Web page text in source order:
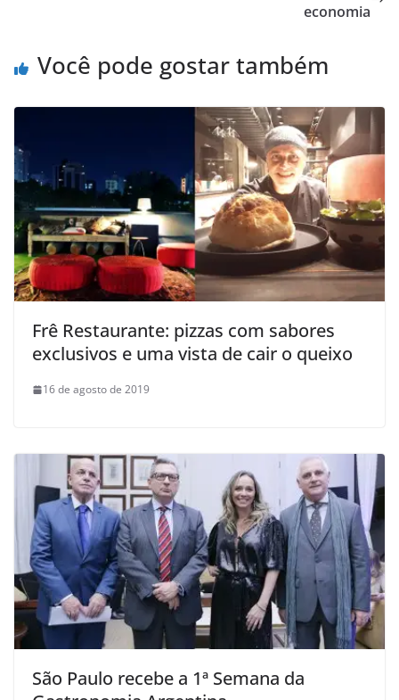
economia
Você pode gostar também
Frê Restaurante: pizzas com sabores
exclusivos e uma vista de cair o queixo
16 de agosto de 2019
São Paulo recebe a 1ª Semana da